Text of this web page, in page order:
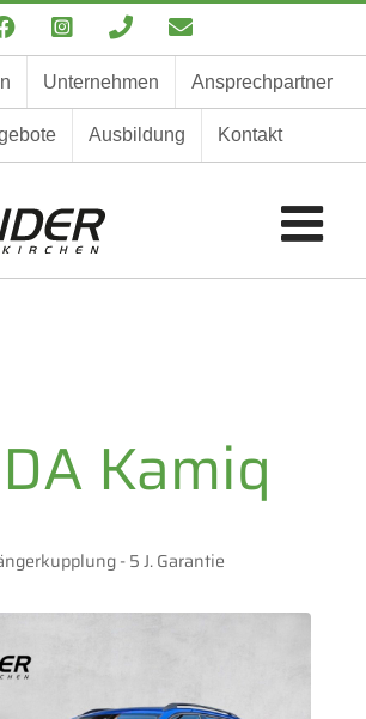
FacebookInstagram
TelefonE-
Mail
Unternehmen Ansprechpartner
Ausbildung Kontakt
Kamiq
- 5 J. Garantie